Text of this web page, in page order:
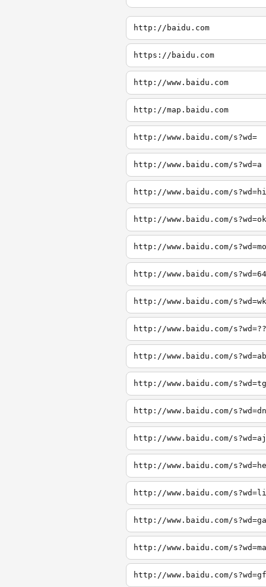
http://baidu.com
https://baidu.com
http://www.baidu.com
http://map.baidu.com
http://www.baidu.com/s?wd=
http://www.baidu.com/s?wd=a
http://www.baidu.com/s?wd=hi
http://www.baidu.com/s?wd=ok
http://www.baidu.com/s?wd=mo
http://www.baidu.com/s?wd=64
http://www.baidu.com/s?wd=wk
http://www.baidu.com/s?wd=??
http://www.baidu.com/s?wd=ab
http://www.baidu.com/s?wd=tg
http://www.baidu.com/s?wd=dn
http://www.baidu.com/s?wd=aj
http://www.baidu.com/
http://www.baidu.com/
http://www.baidu.com/
http://www.baidu.com/
http://www.baidu.com/